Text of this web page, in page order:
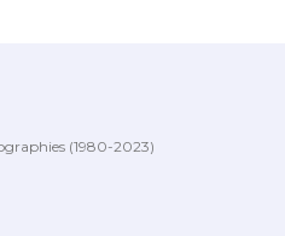
(1980-2023)